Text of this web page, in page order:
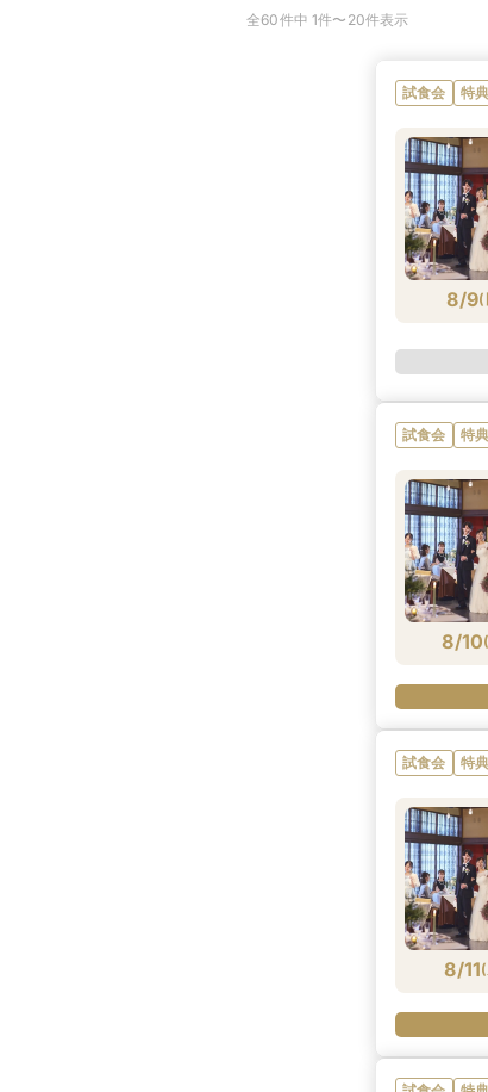
全60件中 1件〜20件表示
試食会 特
8/9(
試食会 特
8/10(
試食会 特
8/11(